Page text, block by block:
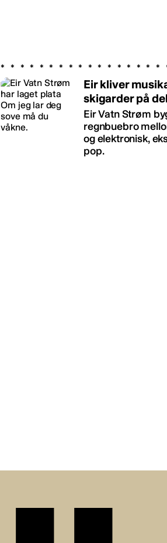
Eir kliver
skigarder på
Eir Vatn Strøm
regnbuebro
og elektronisk,
pop.